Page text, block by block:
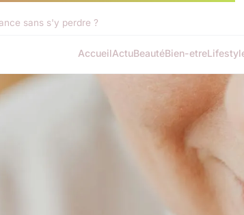
sans s'y perdre ?
AccueilActuBeautéBien-etre